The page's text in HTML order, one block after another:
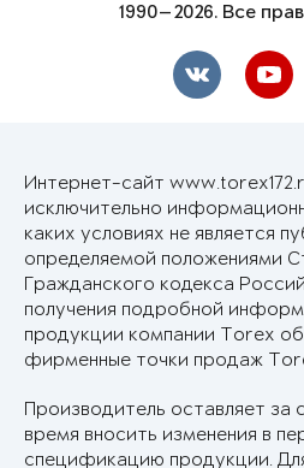
1990—2026. Все
Интернет-сайт
исключительно
каких условиях не является
определяемой положениями
Гражданского кодекса
получения подробной
продукции компании Torex
фирменные точки продаж
Производитель оставляет за
время вносить изменения в
спецификацию продукции.